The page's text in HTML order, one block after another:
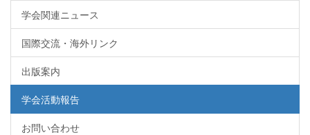
学会関連ニュース
国際交流・海外リンク
出版案内
学会活動報告
お問い合わせ